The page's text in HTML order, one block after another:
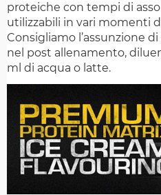
proteiche con tempi di
utilizzabili in vari momenti
Consigliamo l’assunzione
nel post allenamento,
ml di acqua o latte.